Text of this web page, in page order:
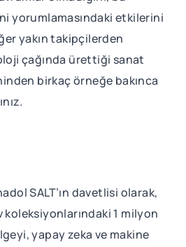
yorumlamasındaki etkilerini
yakın takipçilerden
çağında ürettiği sanat
birkaç örneğe bakınca
SALT’ın davetlisi olarak,
koleksiyonlarındaki 1 milyon
yapay zeka ve makine